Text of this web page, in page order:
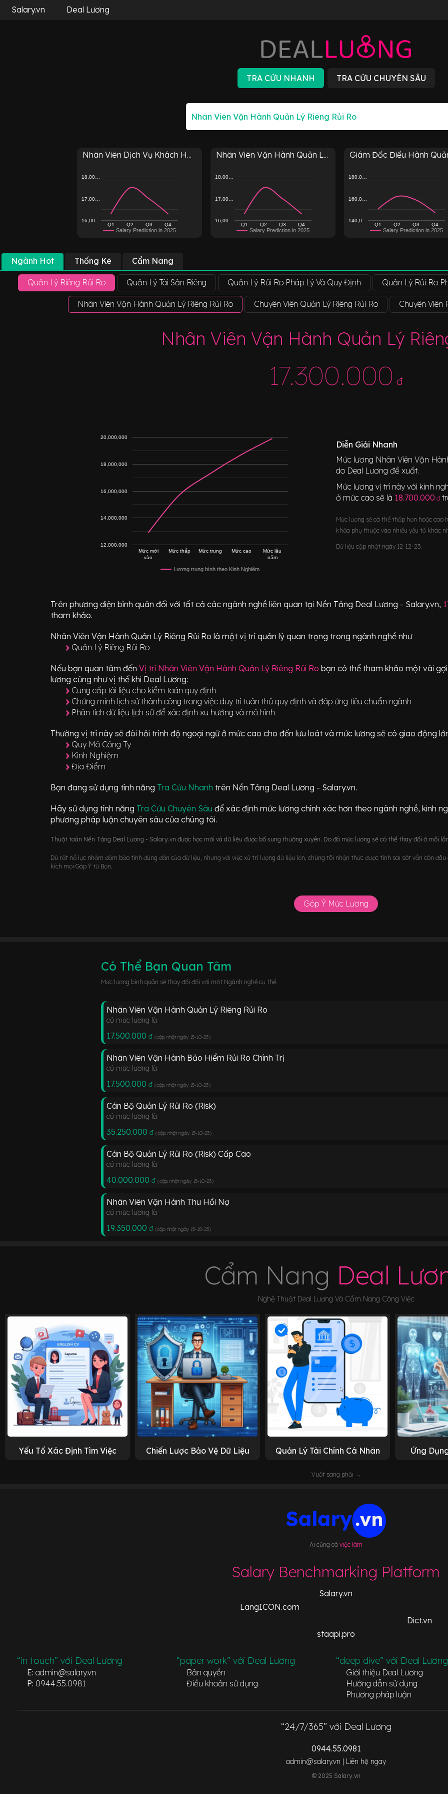
Salary.vn Deal Lương
Nhân Viên Dịch Vụ Khách H...
Salary Prediction in 2025
Q1 Q2 Q3 Q4
16,00…
17,00…
18,00…
Nhân Viên Vận Hành Quản L...
Salary Prediction in 2025
Q1 Q2 Q3 Q4
16,00…
17,00…
18,00…
Giám Đốc Điều Hành
Salary Prediction in 2025
Q1 Q2 Q3 Q4
140,0…
160,0…
180,0…
Ngành Hot Thống Kê Cẩm Nang
Quản Lý Riêng Rủi Ro Quản Lý Tài Sản Riêng Quản Lý Rủi Ro Pháp Lý Và Quy Định Quản Lý Rủi Ro
Nhân Viên Vận Hành Quản Lý Riêng Rủi Ro Chuyên Viên Quản Lý Riêng Rủi Ro Chuyên Viên
Nhân Viên Vận Hành Quản Lý
17.300.000 đ
Lương trung bình theo Kinh Nghiệm
Mức mới
vào
Mức thấp Mức trung Mức cao
Mức lâu
năm
12,000,000
14,000,000
16,000,000
18,000,000
20,000,000
Diễn Giải Nhanh
Mức lương Nhân Viên Vận
do Deal Lương đề xuất.
Mức lương vị trí này với kinh
ở mức cao sẽ là 18.700.000 đ
Mức lương sẽ có thể thấp hơn hoặc
khảo phụ thuộc vào nhiều yếu tố khác
Dữ liệu cập nhật ngày 12-12-23.
Trên phương diện bình quân đối với tất cả các ngành nghề liên quan tại Nền Tảng Deal Lương - Salary.vn,
tham khảo.
Nhân Viên Vận Hành Quản Lý Riêng Rủi Ro là một vị trí quản lý quan trọng trong ngành nghề như
Quản Lý Riêng Rủi Ro
Nếu bạn quan tâm đến Vị trí Nhân Viên Vận Hành Quản Lý Riêng Rủi Ro bạn có thể tham khảo một vài
lương cũng như vị thế khi Deal Lương:
Cung cấp tài liệu cho kiểm toán quy định
Chứng minh lịch sử thành công trong việc duy trì tuân thủ quy định và đáp ứng tiêu chuẩn ngành
Phân tích dữ liệu lịch sử để xác định xu hướng và mô hình
Thường vị trí này sẽ đòi hỏi trình độ ngoại ngữ ở mức cao cho đến lưu loát và mức lương sẽ có giao động
Quy Mô Công Ty
Kinh Nghiệm
Địa Điểm
Bạn đang sử dụng tính năng Tra Cứu Nhanh trên Nền Tảng Deal Lương - Salary.vn.
Hãy sử dụng tính năng Tra Cứu Chuyên Sâu để xác định mức lương chính xác hơn theo ngành nghề, kinh
phương pháp luận chuyên sâu của chúng tôi.
Thuật toán Nền Tảng Deal Lương - Salary.vn được học mới và dữ liệu được bổ sung thường xuyên. Do đó mức lương sẽ có thể thay đổi ở mỗi
Dù rất nổ lực nhằm đảm bảo tính đúng đắn của dữ liệu, nhưng với việc xử trí lượng dữ liệu lớn, chúng tôi nhận thức được tính sai sót vẫn còn
kích mọi Góp Ý từ Bạn.
Góp Ý Mức Lương
Có Thể Bạn Quan Tâm
Mức lương bình quân sẽ thay đổi đối với một Ngành nghề cụ thể.
Nhân Viên Vận Hành Quản Lý Riêng Rủi Ro
có mức lương là
17.500.000 đ (cập nhật ngày 15-10-23)
Nhân Viên Vận Hành Bảo Hiểm Rủi Ro Chính Trị
có mức lương là
17.500.000 đ (cập nhật ngày 15-10-23)
Cán Bộ Quản Lý Rủi Ro (Risk)
có mức lương là
35.250.000 đ (cập nhật ngày 15-10-23)
Cán Bộ Quản Lý Rủi Ro (Risk) Cấp Cao
có mức lương là
40.000.000 đ (cập nhật ngày 15-10-23)
Nhân Viên Vận Hành Thu Hồi Nợ
có mức lương là
19.350.000 đ (cập nhật ngày 15-10-23)
Cẩm Nang Deal
Nghệ Thuật Deal Lương Và Cẩm Nang Công Việc
Yếu Tố Xác Định Tìm Việc Chiến Lược Bảo Vệ Dữ Liệu Quản Lý Tài Chính Cá Nhân Ứng
Vuốt sang phải →
Ai cũng cóviệc làm
Salary Benchmarking Platform
Salary.vn
LangICON.com
Dict.vn
staapi.pro
“in touch” với Deal Lương
E: admin@salary.vn
P: 0944.55.0981
“paper work” với Deal Lương
Bản quyền
Điều khoản sử dụng
“deep dive” với Deal Lương
Giới thiệu Deal Lương
Hướng dẫn sử dụng
Phương pháp luận
“24/7/365” với Deal Lương
0944.55.0981
admin@salary.vn | Liên hệ ngay
© 2025 Salary.vn